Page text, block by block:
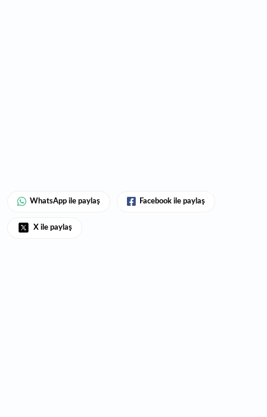
WhatsApp ile paylaş Facebook ile paylaş
X ile paylaş